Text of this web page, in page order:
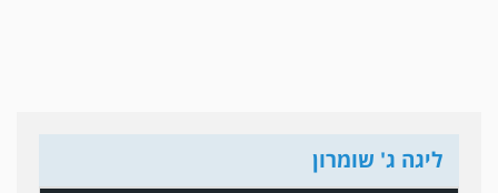
ליגה ג' שומרון